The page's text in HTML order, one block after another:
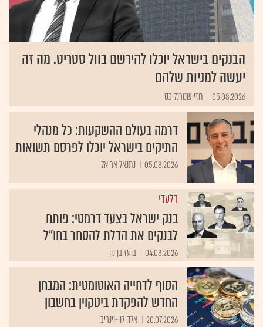
הבנקים בישראל יוכלו להירשם בוול סטריט. מה זה
יעשה למניות שלהם
05.08.2026 חזי שטרנליכט
דרמה בעולם ההשקעות: כל מנהלי
התיקים בישראל יוכלו לפרסם תשואות
05.08.2026 נתנאל אריאל
בלעדי
בנק ישראל בצעד דרמטי: פותח
לבנקים את הדלת להסחר בחו״ל
04.08.2026 בועז בן נון
הסוף לדחייה האוטומטית: המבחן
החדש להפקדת ביטקוין בחשבון
20.07.2026 אלה לוי-וינריב